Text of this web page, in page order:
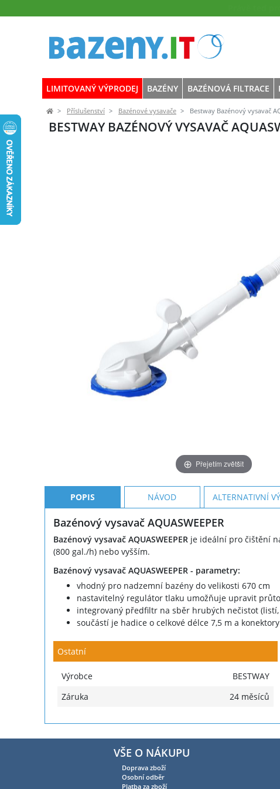
LIMITOVANÝ VÝPRODEJ BAZÉNY BAZÉNOVÁ FILTRACE
Příslušenství Bazénové vysavače Bestway Bazénový vysavač
BESTWAY BAZÉNOVÝ VYSAVAČ
Přejetím zvětšit
POPIS NÁVOD ALTERNATIVNÍ
Bazénový vysavač AQUASWEEPER
Bazénový vysavač AQUASWEEPERje ideální pro čištění
(800 gal./h) nebo vyšším.
Bazénový vysavač AQUASWEEPER - parametry:
vhodný pro nadzemní bazény do velikosti 670 cm
nastavitelný regulátor tlaku umožňuje upravit
integrovaný předfiltr na sběr hrubých nečistot (listí,
součástí je hadice o celkové délce 7,5 m a
Ostatní
Výrobce
BESTWAY
Záruka
24 měsíců
VŠE O NÁKUPU
Doprava zboží
Osobní odběr
Platba za zboží